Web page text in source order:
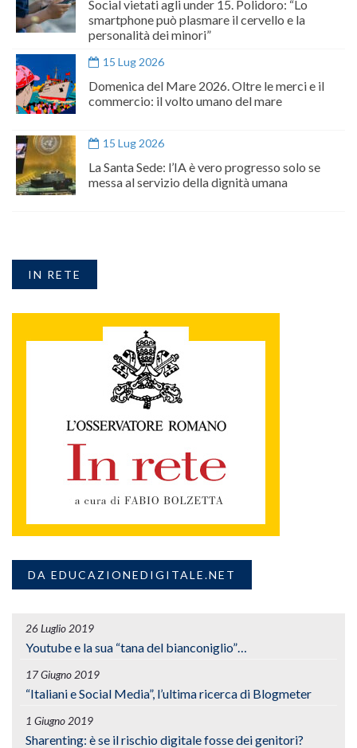
Social vietati agli under 15. Polidoro: “Lo
smartphone può plasmare il cervello e la
personalità dei minori”
15 Lug 2026
Domenica del Mare 2026. Oltre le merci e il
commercio: il volto umano del mare
15 Lug 2026
La Santa Sede: l’IA è vero progresso solo se
messa al servizio della dignità umana
IN RETE
DA EDUCAZIONEDIGITALE.NET
26 Luglio 2019
Youtube e la sua “tana del bianconiglio”…
17 Giugno 2019
“Italiani e Social Media”, l’ultima ricerca di Blogmeter
1 Giugno 2019
Sharenting: è se il rischio digitale fosse dei genitori?